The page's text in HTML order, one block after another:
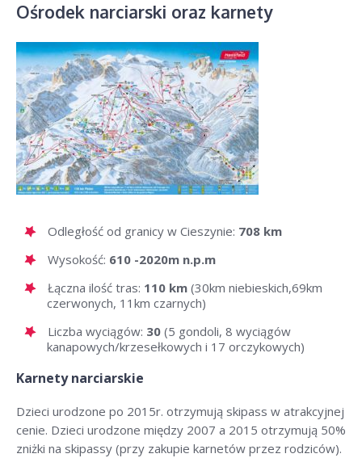
Ośrodek narciarski oraz karnety
Odległość od granicy w Cieszynie: 708 km
Wysokość: 610 -2020m n.p.m
Łączna ilość tras: 110 km (30km niebieskich,69km
czerwonych, 11km czarnych)
Liczba wyciągów: 30 (5 gondoli, 8 wyciągów
kanapowych/krzesełkowych i 17 orczykowych)
Karnety narciarskie
Dzieci urodzone po 2015r. otrzymują skipass w atrakcyjnej
cenie. Dzieci urodzone między 2007 a 2015 otrzymują 50%
zniżki na skipassy (przy zakupie karnetów przez rodziców).